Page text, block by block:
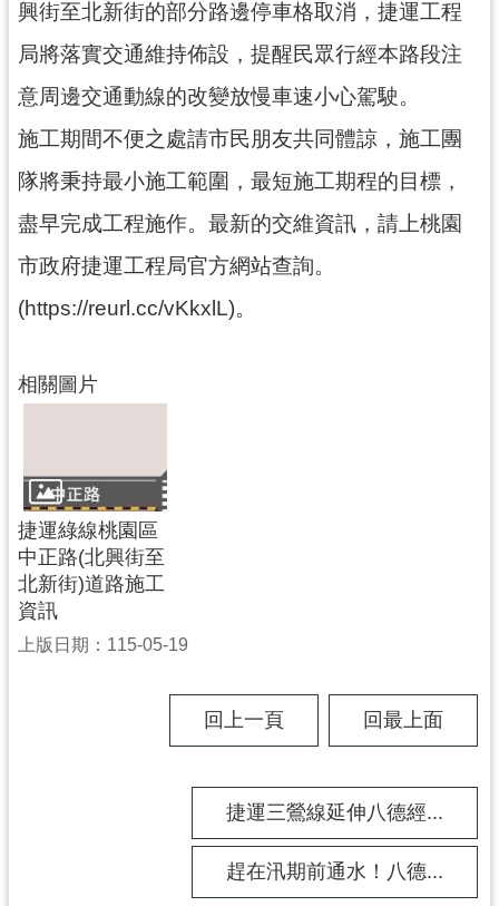
認
我
們
訊
公
告
業
務
訊
進
度
廉
政
平
臺
興街至北新街的部分路邊停車格取消，捷運工程
局將落實交通維持佈設，提醒民眾行經本路段注
意周邊交通動線的改變放慢車速小心駕駛。
施工期間不便之處請市民朋友共同體諒，施工團
隊將秉持最小施工範圍，最短施工期程的目標，
盡早完成工程施作。最新的交維資訊，請上桃園
市政府捷運工程局官方網站查詢。
(https://reurl.cc/vKkxlL)。
相關圖片
捷運綠線桃園區
中正路(北興街至
北新街)道路施工
資訊
上版日期：115-05-19
回上一頁 回最上面
捷運三鶯線延伸八德經...
趕在汛期前通水！八德...